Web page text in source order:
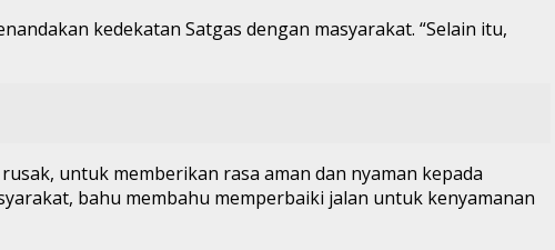
kedekatan Satgas dengan masyarakat. “Selain itu,
untuk memberikan rasa aman dan nyaman kepada
bahu membahu memperbaiki jalan untuk kenyamanan